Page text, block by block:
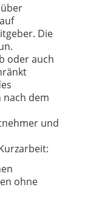
Die
oder auch
dem
und
ohne